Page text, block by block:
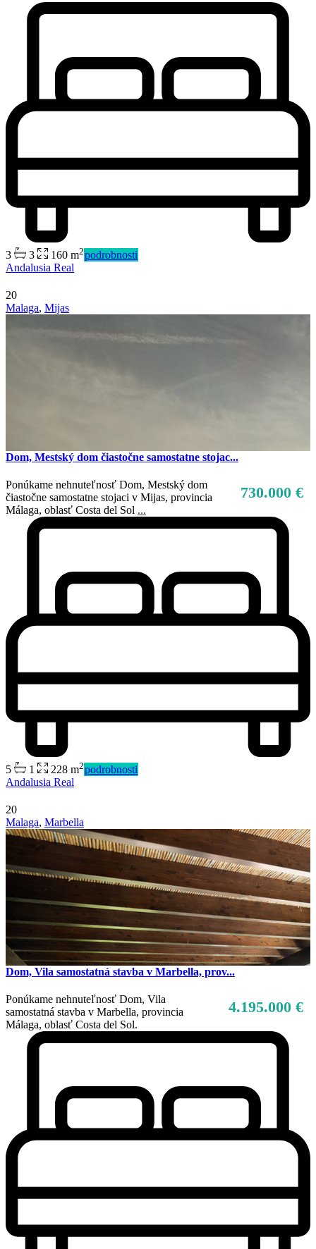
3 3 160 m2podrobnosti
Andalusia Real
20
Malaga, Mijas
Dom, Mestský dom čiastočne samostatne stojac...
730.000 €
Ponúkame nehnuteľnosť Dom, Mestský dom
čiastočne samostatne stojaci v Mijas, provincia
Málaga, oblasť Costa del Sol ...
5 1 228 m2podrobnosti
Andalusia Real
20
Malaga, Marbella
Dom, Vila samostatná stavba v Marbella, prov...
4.195.000 €
Ponúkame nehnuteľnosť Dom, Vila
samostatná stavba v Marbella, provincia
Málaga, oblasť Costa del Sol.